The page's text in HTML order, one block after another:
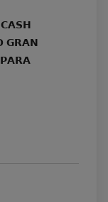
𝗚𝗥𝗔𝗡